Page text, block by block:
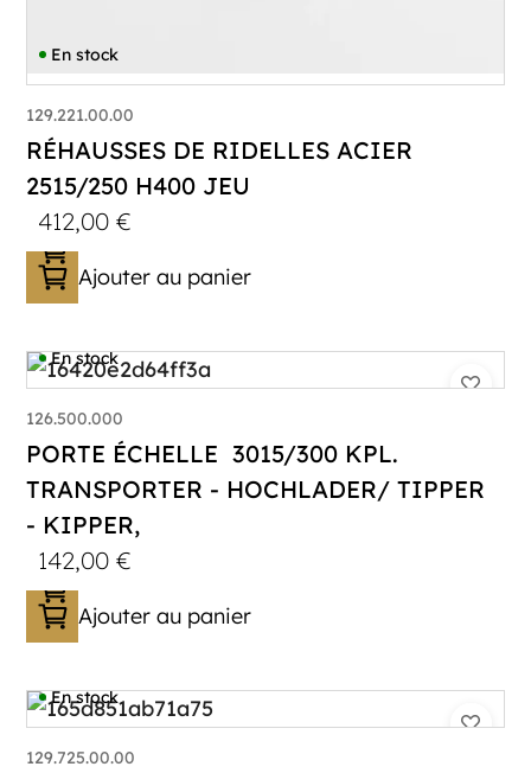
En stock
129.221.00.00
RÉHAUSSES DE RIDELLES ACIER
2515/250 H400 JEU
412,00€
Ajouter au panier
En stock
126.500.000
PORTE ÉCHELLE 3015/300 KPL.
TRANSPORTER - HOCHLADER/ TIPPER
- KIPPER,
142,00€
Ajouter au panier
En stock
129.725.00.00